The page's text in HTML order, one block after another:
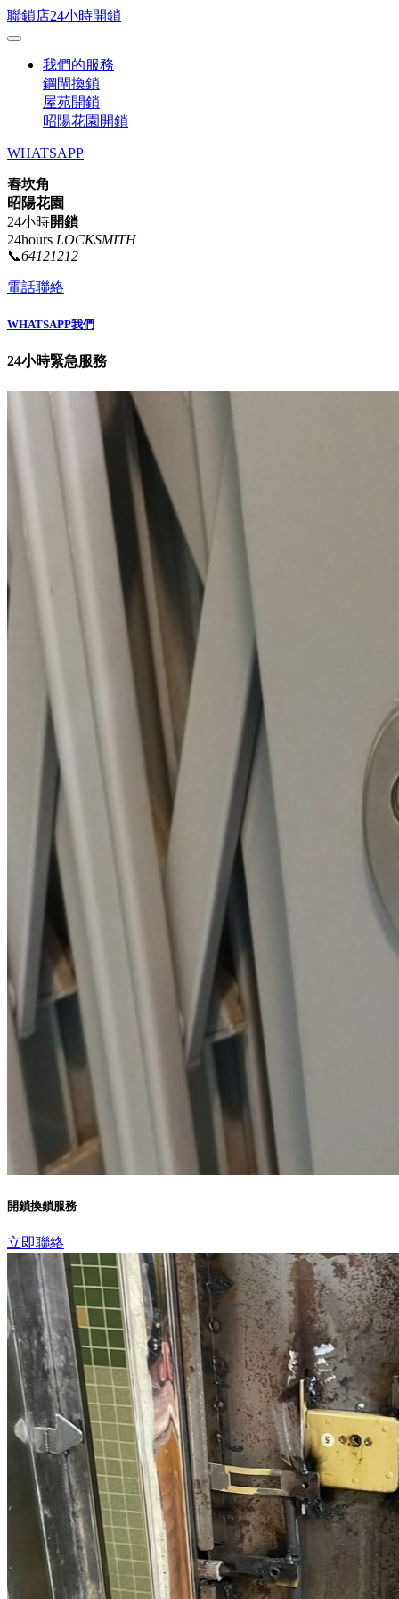
聯鎖店24小時開鎖
我們的服務
鋼閘換鎖
屋苑開鎖
昭陽花園開鎖
WHATSAPP
舂坎角
昭陽花園
24小時開鎖
24hours LOCKSMITH
📞64121212
電話聯絡
WHATSAPP我們
24小時緊急服務
開鎖換鎖服務
立即聯絡